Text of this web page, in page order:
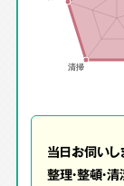
当日お伺いし
整理・整頓・